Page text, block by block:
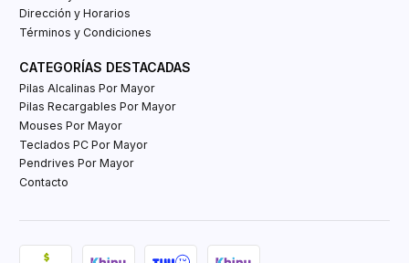
Dirección y Horarios
Términos y Condiciones
CATEGORÍAS DESTACADAS
Pilas Alcalinas Por Mayor
Pilas Recargables Por Mayor
Mouses Por Mayor
Teclados PC Por Mayor
Pendrives Por Mayor
Contacto